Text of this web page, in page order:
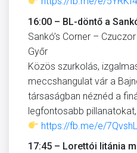
16:00 – BL-döntő a
Sankó’s Corner –
Győr
Közös szurkolás,
meccshangulat vár a
társaságban néznéd a
legfontosabb pillanatokat,
https://fb.me/e/
17:45 – Lorettói litánia